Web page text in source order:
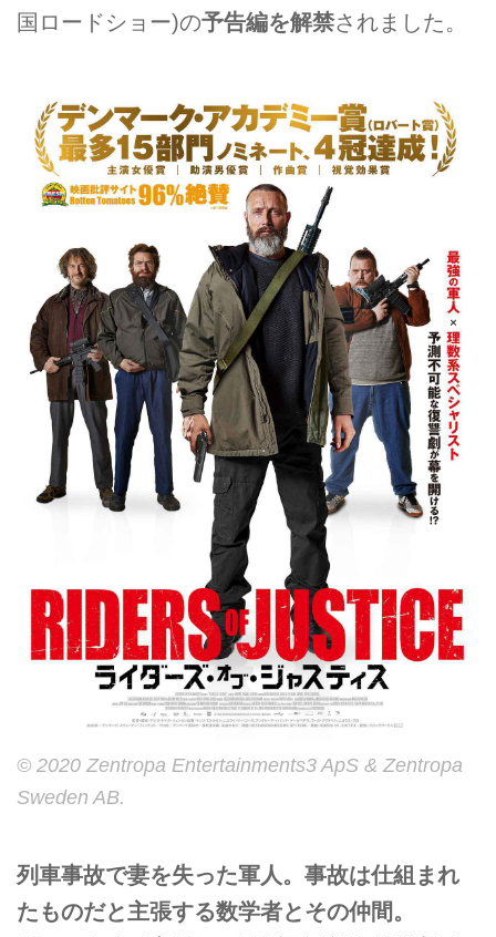
国ロードショー)の予告編を解禁されました。
© 2020 Zentropa Entertainments3 ApS & Zentropa
Sweden AB.
列車事故で妻を失った軍人。事故は仕組まれ
たものだと主張する数学者とその仲間。